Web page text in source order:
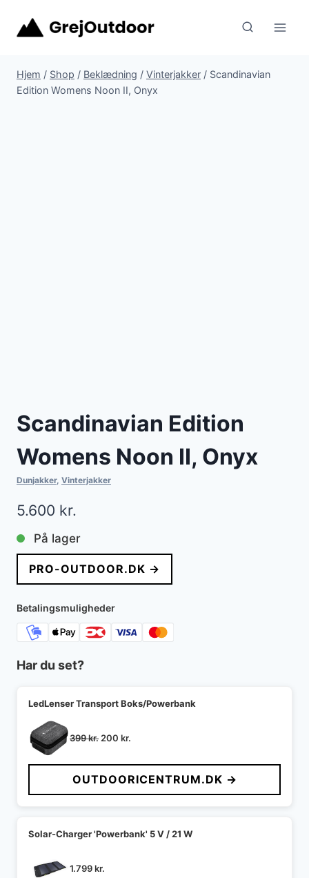
Hjem / Shop / Beklædning / Vinterjakker / Scandinavian
Edition Womens Noon II, Onyx
Scandinavian Edition
Womens Noon II, Onyx
Dunjakker, Vinterjakker
5.600 kr.
På lager
PRO-OUTDOOR.DK →
Betalingsmuligheder
Har du set?
LedLenser Transport Boks/Powerbank
399kr. Den
pris
var:
399 kr..
200 kr.
pris
er:
200 kr..
OUTDOORICENTRUM.DK →
Solar-Charger 'Powerbank' 5 V / 21 W
1.799kr.